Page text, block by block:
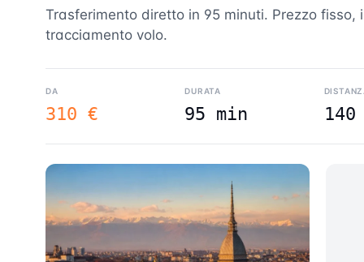
Trasferimento diretto in 95 minuti. Prezzo fisso,
tracciamento volo.
DA
310 €
DURATA
95 min 140